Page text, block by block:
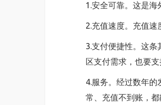
1.安全可靠。这是海
2.充值速度。充值速
3.支付便捷性。这
区支付需求，也要支
4.服务。经过数年
常、充值不到账，